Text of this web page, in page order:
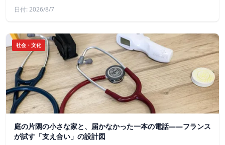
日付: 2026/8/7
社会・文化
庭の片隅の小さな家と、届かなかった一本の電話——フランス
が試す「支え合い」の設計図